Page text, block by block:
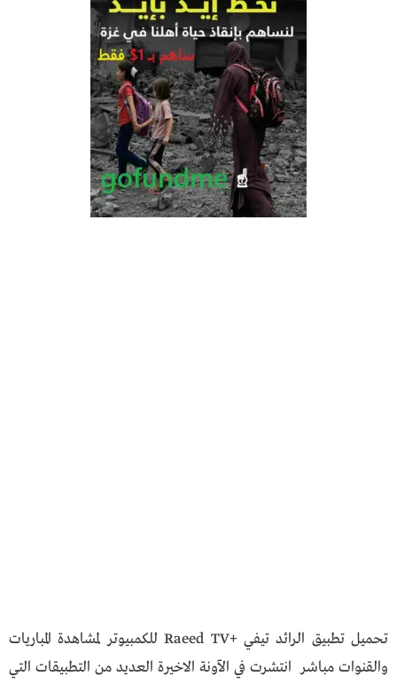
تحميل تطبيق الرائد تيفي +Raeed TV للكمبيوتر لمشاهدة المباريات
والقنوات مباشر انتشرت في الآونة الاخيرة العديد من التطبيقات التي